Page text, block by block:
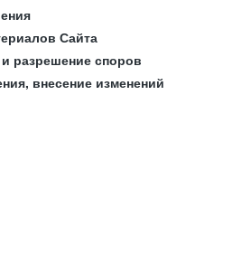
Сайта
разрешение споров
внесение изменений